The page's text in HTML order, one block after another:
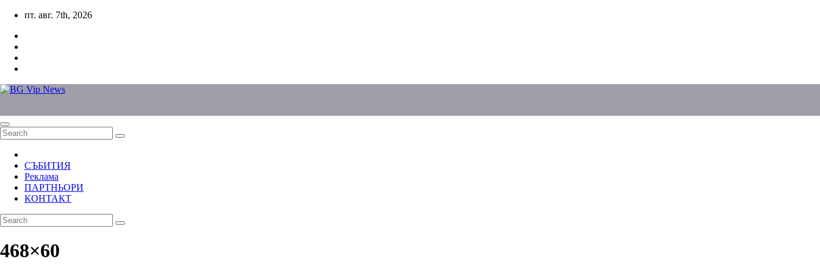
Skip
content
пт. авг. 7th, 2026
СЪБИТИЯ
Реклама
ПАРТНЬОРИ
КОНТАКТ
468×60